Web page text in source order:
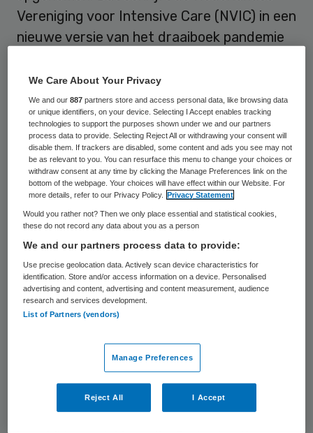
Vereniging voor Intensive Care (NVIC) in een
nieuwe versie van het draaiboek pandemie
groep die bij beddentekort niet op de IC
terecht kan.
Het draaiboek is opgesteld als houvast voor
artsen, die daardoor landelijk één lijn
kunnen trekken. Het treedt alleen in
werking als fase 3 (de crisiszorg-fase) is
uitgeroepen. Op dit moment wordt dus
iedereen die zorg nodig heeft opgenomen
op de IC.
Hulp bij activiteiten
In een eerdere versie van het draaiboek
staat dat alleen ouderen die volledig
afhankelijk van anderen zijn niet op de IC
We Care About Your Privacy
We and our887 partners store and access personal data, like browsing data
or unique identifiers, on your device. Selecting I Accept enables tracking
technologies to support the purposes shown under we and our partners
process data to provide. Selecting Reject All or withdrawing your consent will
disable them. If trackers are disabled, some content and ads you see may not
be as relevant to you. You can resurface this menu to change your choices or
withdraw consent at any time by clicking the Manage Preferences link on the
bottom of the webpage. Your choices will have effect within our Website. For
more details, refer to our Privacy Policy.
Privacy Statement
Would you rather not? Then we only place essential and statistical cookies,
these do not record any data about you as a person
We and our partners process data to provide:
Use precise geolocation data. Actively scan device characteristics for
identification. Store and/or access information on a device. Personalised
advertising and content, advertising and content measurement, audience
research and services development.
List of Partners (vendors)
Manage Preferences
Reject All I Accept